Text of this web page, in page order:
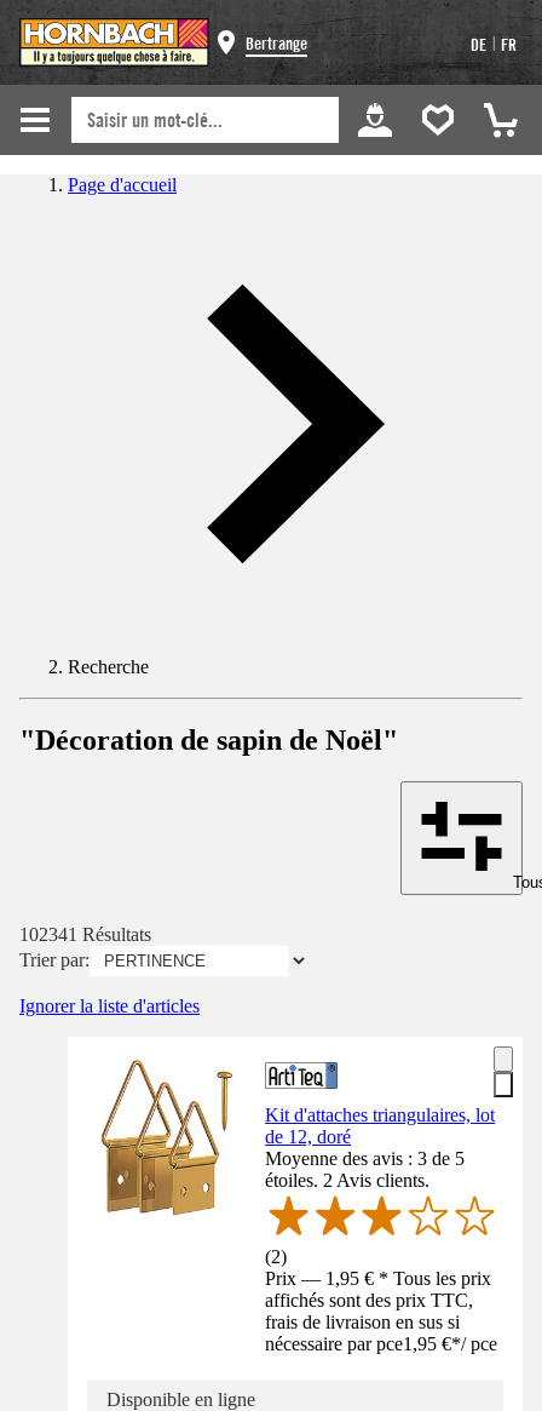
Bertrange DE | FR
Page d'accueil
Recherche
"Décoration de sapin de Noël"
102341 Résultats
Trier par:
Ignorer la liste d'articles
Kit d'attaches triangulaires, lot
de 12, doré
Moyenne des avis : 3 de 5
étoiles. 2 Avis clients.
(2)
Prix — 1,95 € * Tous les prix
affichés sont des prix TTC,
frais de livraison en sus si
nécessaire par pce1,95 €*/ pce
Disponible en ligne